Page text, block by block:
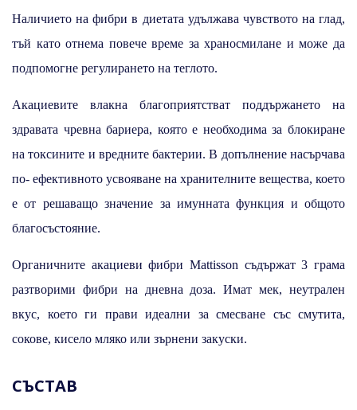
Наличието на фибри в диетата удължава чувството на глад,
тъй като отнема повече време за храносмилане и може да
подпомогне регулирането на теглото.
Акациевите влакна благоприятстват поддържането на
здравата чревна бариера, която е необходима за блокиране
на токсините и вредните бактерии. В допълнение насърчава
по- ефективното усвояване на хранителните вещества, което
е от решаващо значение за имунната функция и общото
благосъстояние.
Органичните акациеви фибри Mattisson съдържат 3 грама
разтворими фибри на дневна доза. Имат мек, неутрален
вкус, което ги прави идеални за смесване със смутита,
сокове, кисело мляко или зърнени закуски.
СЪСТАВ